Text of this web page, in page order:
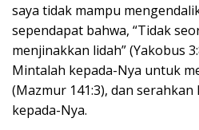
saya tidak mampu
sependapat bahwa, “Tidak
menjinakkan lidah” (Yakobus
Mintalah kepada-Nya untuk
(Mazmur 141:3), dan
kepada-Nya.